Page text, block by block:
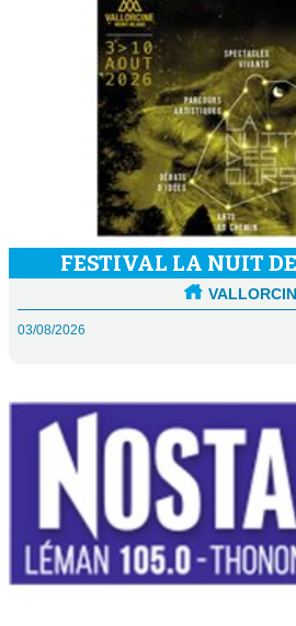
FESTIVAL LA NUIT
03/08/2026